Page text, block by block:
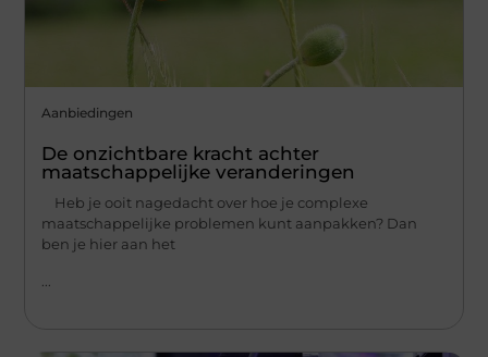
Aanbiedingen
De onzichtbare kracht achter
maatschappelijke veranderingen
Heb je ooit nagedacht over hoe je complexe
maatschappelijke problemen kunt aanpakken? Dan
ben je hier aan het